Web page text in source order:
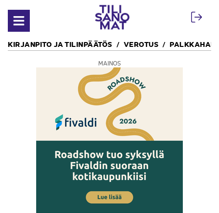
Avaa valikko
KIRJANPITO JA TILINPÄÄTÖS VEROTUS
MAINOS